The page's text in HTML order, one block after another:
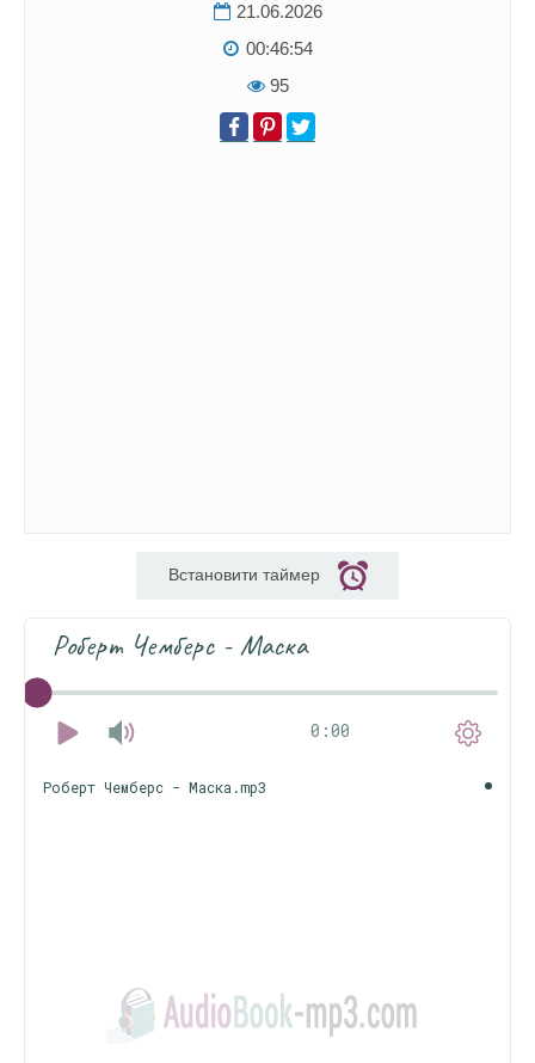
21.06.2026
00:46:54
95
Встановити таймер
Роберт Чемберс - Маска
0:00
Роберт Чемберс - Маска.mp3